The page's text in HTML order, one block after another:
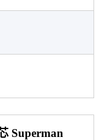
Superman